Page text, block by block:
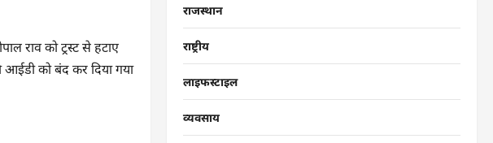
राव को ट्रस्ट से हटाए
आईडी को बंद कर दिया गया
राजस्थान
राष्ट्रीय
लाइफस्टाइल
व्यवसाय